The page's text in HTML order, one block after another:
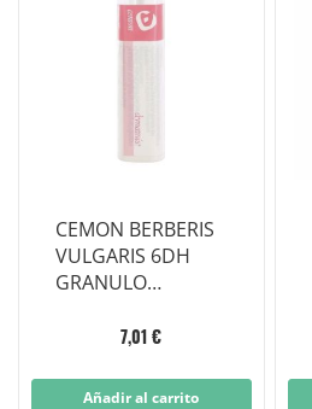
CEMON BERBERIS
VULGARIS 6DH
GRANULO
7,01 €
Añadir al carrito